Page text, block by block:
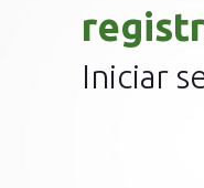
Iniciar